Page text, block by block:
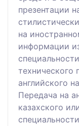
презентации
на
информации
технического
английского
Передача на
казахского